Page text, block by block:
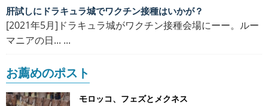
肝試しにドラキュラ城でワクチン接種はいかが？
[2021年5月]ドラキュラ城がワクチン接種会場にーー。ルー
マニアの日... ...
お薦めのポスト
モロッコ、フェズとメクネス